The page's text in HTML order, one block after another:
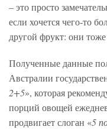
– это просто
если хочется чего-то
другой фрукт: они
Полученные данные
Австралии
2+5», которая
порций овощей
продвигает слоган «5